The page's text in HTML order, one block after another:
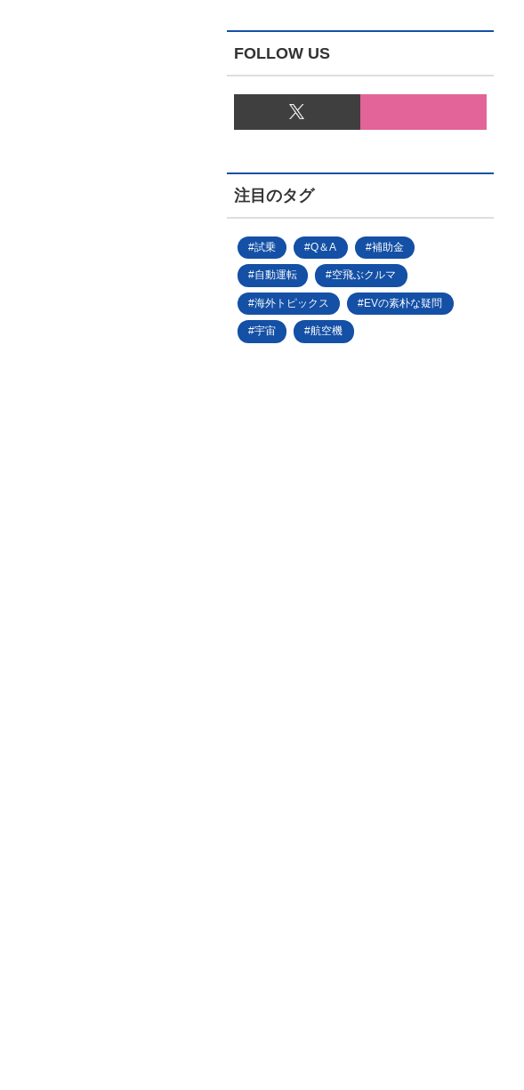
FOLLOW US
注目のタグ
試乗 Q＆A 補助金
自動運転 空飛ぶクルマ
海外トピックス EVの素朴な疑問
宇宙 航空機